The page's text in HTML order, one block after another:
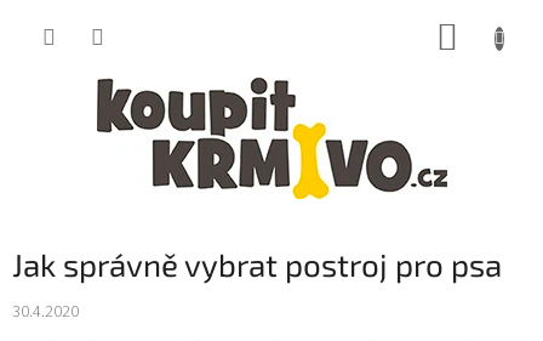
Jak správně vybrat postroj pro psa
30.4.2020